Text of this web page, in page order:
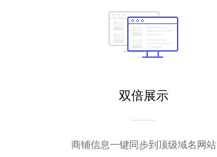
双倍展示
商铺信息一键同步到顶级域名网站